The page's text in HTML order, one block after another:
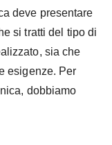
deve presentare
si tratti del tipo di
sia che
esigenze. Per
dobbiamo